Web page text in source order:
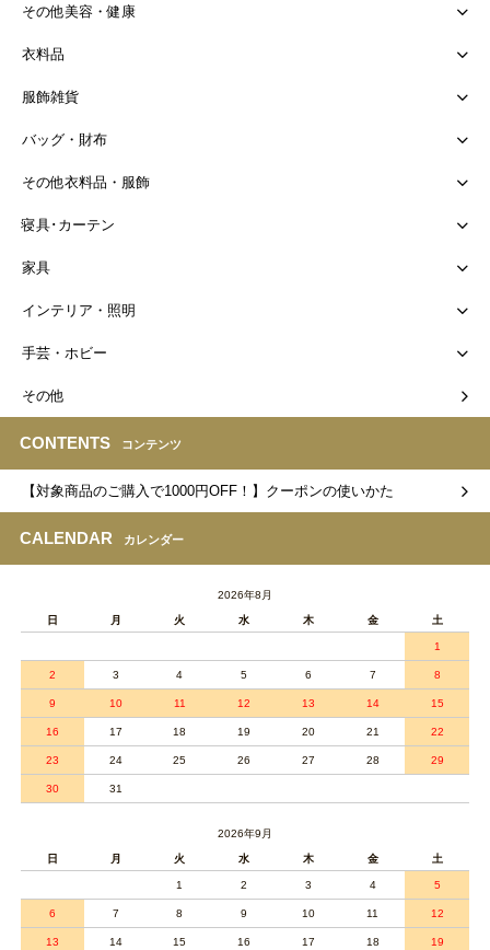
その他美容・健康
衣料品
服飾雑貨
バッグ・財布
その他衣料品・服飾
寝具･カーテン
家具
インテリア・照明
手芸・ホビー
その他
CONTENTS コンテンツ
【対象商品のご購入で1000円OFF！】クーポンの使いかた
CALENDAR カレンダー
2026年8月
日 月 火 水 木 金 土
1
2 3 4 5 6 7 8
9 10 11 12 13 14 15
16 17 18 19 20 21 22
23 24 25 26 27 28 29
30 31
2026年9月
日 月 火 水 木 金 土
1 2 3 4 5
6 7 8 9 10 11 12
13 14 15 16 17 18 19